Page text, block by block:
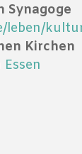
Synagoge
leben/
Kirchen